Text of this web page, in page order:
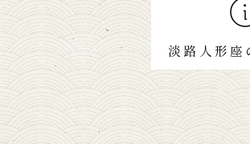
淡路人形座